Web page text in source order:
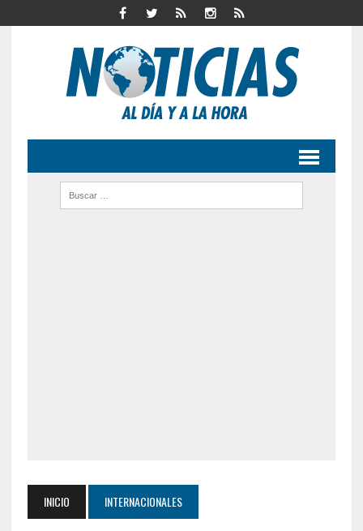
INICIO INTERNACIONALES